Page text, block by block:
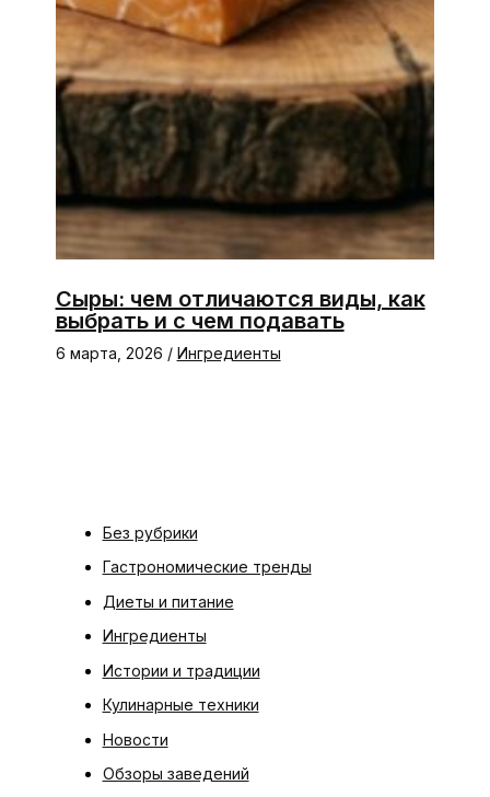
Сыры: чем отличаются виды, как
выбрать и с чем подавать
6 марта, 2026 / Ингредиенты
Без рубрики
Гастрономические тренды
Диеты и питание
Ингредиенты
Истории и традиции
Кулинарные техники
Новости
Обзоры заведений